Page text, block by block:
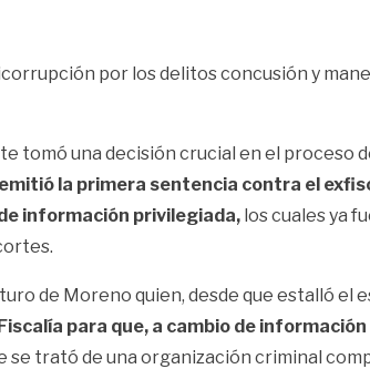
por los delitos concusión y
tomó una decisión crucial en el proceso
emitió la primera sentencia contra el
información privilegiada, los cuales ya
de Moreno quien, desde que estalló el
para que, a cambio de
se trató de una organización criminal